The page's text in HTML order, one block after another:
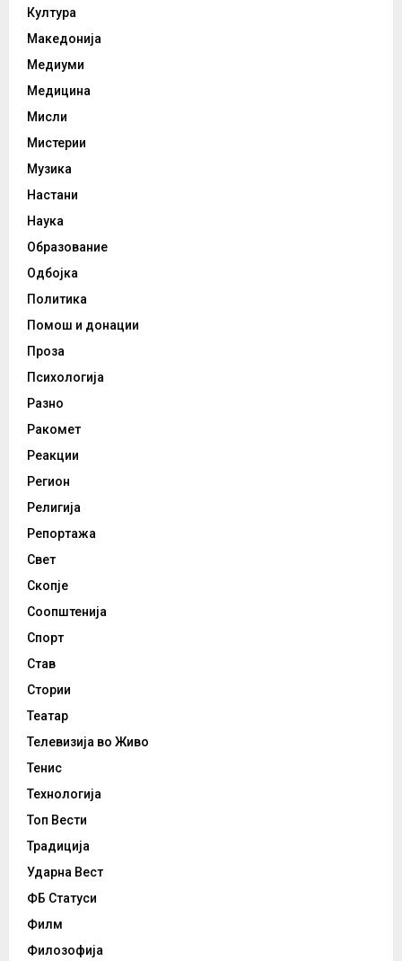
Култура
Македонија
Медиуми
Медицина
Мисли
Мистерии
Музика
Настани
Наука
Образование
Одбојка
Политика
Помош и донации
Проза
Психологија
Разно
Ракомет
Реакции
Регион
Религија
Репортажа
Свет
Скопје
Соопштенија
Спорт
Став
Стории
Театар
Телевизија во Живо
Тенис
Технологија
Топ Вести
Традиција
Ударна Вест
ФБ Статуси
Филм
Филозофија